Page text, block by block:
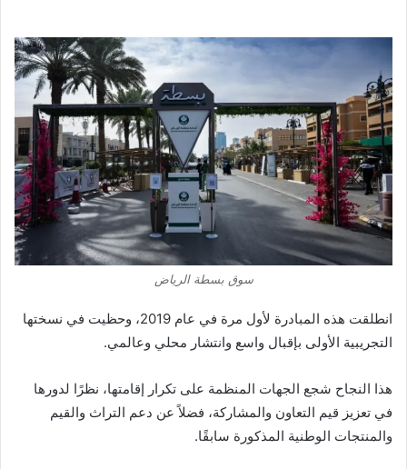
سوق بسطة الرياض
انطلقت هذه المبادرة لأول مرة في عام 2019، وحظيت في نسختها
التجريبية الأولى بإقبال واسع وانتشار محلي وعالمي.
هذا النجاح شجع الجهات المنظمة على تكرار إقامتها، نظرًا لدورها
في تعزيز قيم التعاون والمشاركة، فضلاً عن دعم التراث والقيم
والمنتجات الوطنية المذكورة سابقًا.